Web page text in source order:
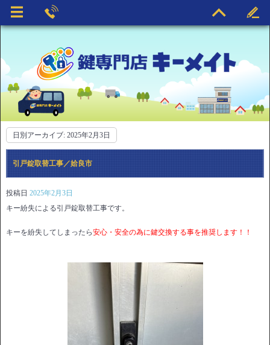
日別アーカイブ: 2025年2月3日
引戸錠取替工事／姶良市
投稿日 2025年2月3日
キー紛失による引戸錠取替工事です。
キーを紛失してしまったら安心・安全の為に鍵交換する事を推奨します！！